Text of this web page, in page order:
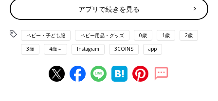
アプリで続きを見る
ベビー・子ども服 ベビー用品・グッズ 0歳 1歳 2歳
3歳 4歳～ Instagram 3COINS app